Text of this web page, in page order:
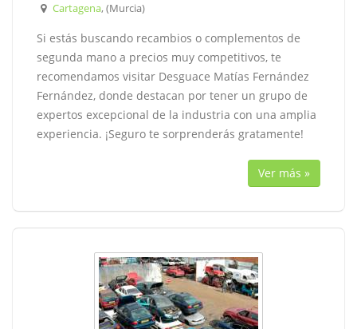
Cartagena, (Murcia)
Si estás buscando recambios o complementos de
segunda mano a precios muy competitivos, te
recomendamos visitar Desguace Matías Fernández
Fernández, donde destacan por tener un grupo de
expertos excepcional de la industria con una amplia
experiencia. ¡Seguro te sorprenderás gratamente!
Ver más »